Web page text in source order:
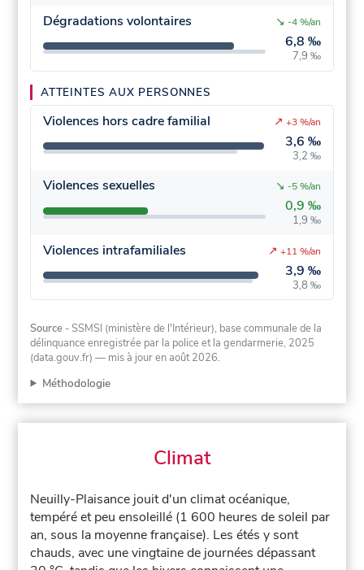
Dégradations volontaires
6,8 ‰
7,9 ‰
↘ -4 %/an
ATTEINTES AUX PERSONNES
Violences hors cadre familial
3,6 ‰
3,2 ‰
↗ +3 %/an
Violences sexuelles
0,9 ‰
1,9 ‰
↘ -5 %/an
Violences intrafamiliales
3,9 ‰
3,8 ‰
↗ +11 %/an
Source - SSMSI (ministère de l'Intérieur), base communale de la
délinquance enregistrée par la police et la gendarmerie, 2025
(data.gouv.fr) — mis à jour en août 2026.
Méthodologie
Climat
Neuilly-Plaisance jouit d'un climat océanique,
tempéré et peu ensoleillé (1 600 heures de soleil par
an, sous la moyenne française). Les étés y sont
chauds, avec une vingtaine de journées dépassant